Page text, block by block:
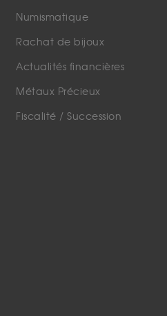
Numismatique
Rachat de bijoux
Actualités financières
Métaux Précieux
Fiscalité / Succession